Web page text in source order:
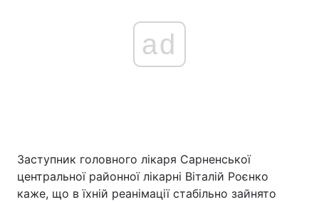
ad
Заступник головного лікаря Сарненської
центральної районної лікарні Віталій Роєнко
каже, що в їхній реанімації стабільно зайнято